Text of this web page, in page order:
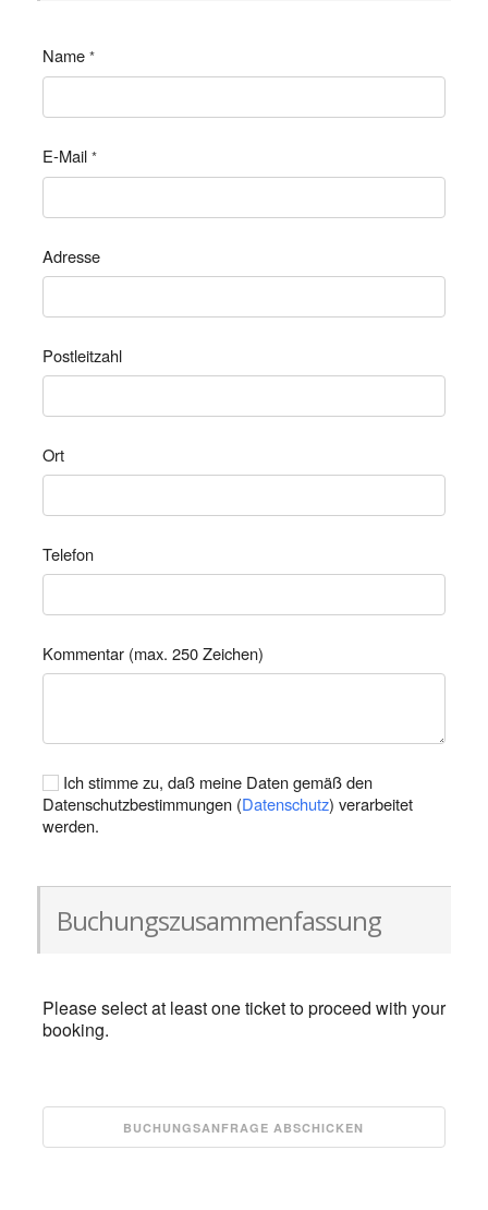
Name *
E-Mail *
Adresse
Postleitzahl
Ort
Telefon
Kommentar (max. 250 Zeichen)
Ich stimme zu, daß meine Daten gemäß den
Datenschutzbestimmungen (Datenschutz) verarbeitet
werden.
Buchungszusammenfassung
Please select at least one ticket to proceed with your
booking.